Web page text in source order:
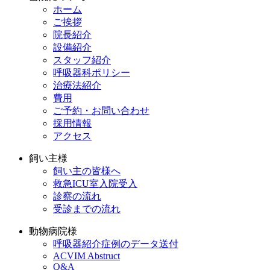
ホーム
ご挨拶
院長紹介
設備紹介
スタッフ紹介
呼吸器科ポリシー
治療法紹介
費用
ご予約・お問い合わせ
採用情報
アクセス
飼い主様
飼い主の皆様へ
救急ICU室入院受入
診察の流れ
受診までの流れ
動物病院様
呼吸器紹介症例のデータ送付
ACVIM Abstruct
Q&A